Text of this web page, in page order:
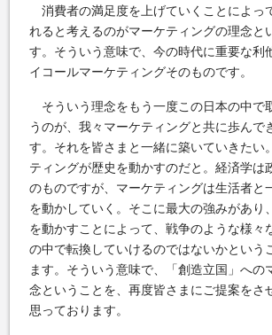
消費者の満足度を上げていくことによっ
れると考えるのがマーケティングの理念と
す。そういう意味で、今の時代に重要な利
イコールマーケティングそのものです。
そういう理念をもう一度この日本の中で
うのが、我々マーケティングと共に歩んで
す。それを皆さまと一緒に築いていきたい
ティングが歴史を動かすのだと。経済学は
のものですが、マーケティングは生活者と
を動かしていく。そこに最大の強みがあり
を動かすことによって、戦争のような様々
の中で転換していけるのではないかという
ます。そういう意味で、「創造立国」への
念ということを、再度皆さまにご提案をさ
思っております。